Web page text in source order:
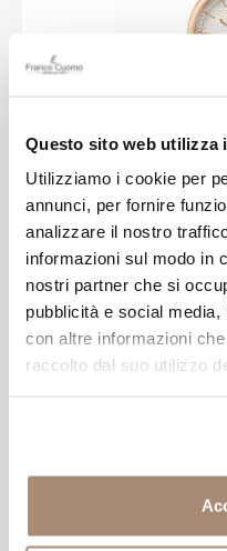
Questo sito web utilizza
Utilizziamo i cookie per
annunci, per fornire
analizzare il nostro
informazioni sul modo in
nostri partner che si
pubblicità e social
con altre informazioni
raccolto dal suo utilizzo
Orologio Calvin
€ 239,00 €